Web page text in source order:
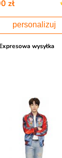
zł
personalizuj
Expresowa wysyłka